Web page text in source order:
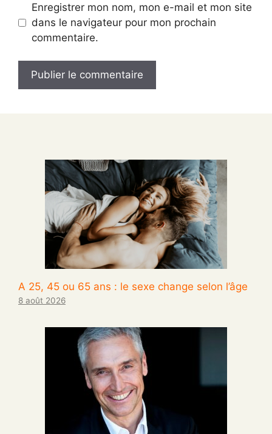
Enregistrer mon nom, mon e-mail et mon site
dans le navigateur pour mon prochain
commentaire.
A 25, 45 ou 65 ans : le sexe change selon l’âge
8 août 2026